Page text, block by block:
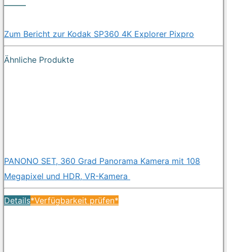
Zum Bericht zur Kodak SP360 4K Explorer Pixpro
Ähnliche Produkte
PANONO SET, 360 Grad Panorama Kamera mit 108
Megapixel und HDR, VR-Kamera
Details*Verfügbarkeit prüfen*